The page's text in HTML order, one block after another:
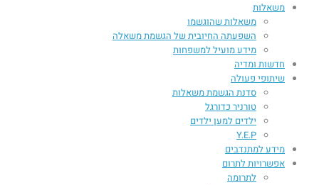
משאלות
משאלות שהוגשמו
השפעתה החיובית של הגשמת משאלה​
מידע מועיל למשפחות
חדשות ומדיה
שיתופי פעולה
סדנת הגשמת משאלות
טורניר כדורגל
ילדים למען ילדים
Y.E.P
מידע למתנדבים
אפשרויות לתרום
לתרומה